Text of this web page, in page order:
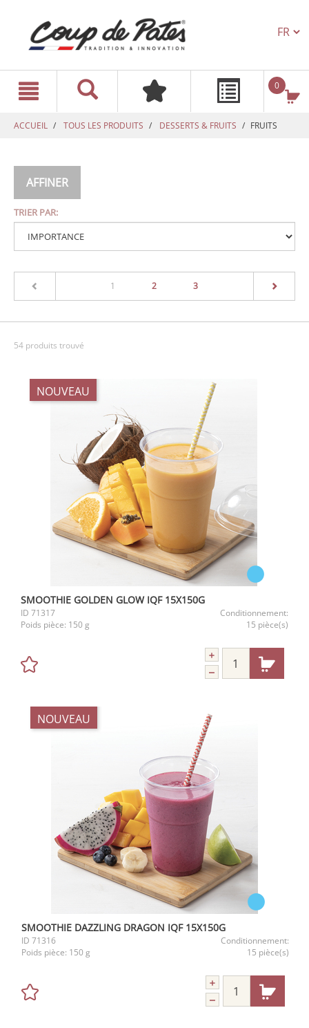
0
ACCUEIL TOUS LES PRODUITS DESSERTS & FRUITS FRUITS
AFFINER
TRIER PAR:
1 2 3
54 produits trouvé
NOUVEAU
SMOOTHIE GOLDEN GLOW IQF 15X150G
ID 71317
Conditionnement:
Poids pièce: 150 g 15 pièce(s)
NOUVEAU
SMOOTHIE DAZZLING DRAGON IQF 15X150G
ID 71316
Conditionnement:
Poids pièce: 150 g 15 pièce(s)